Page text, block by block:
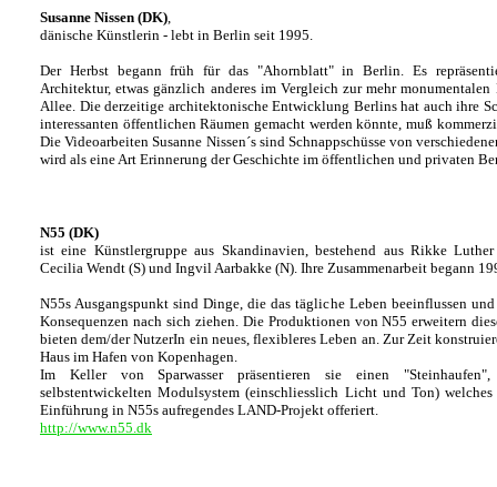
Susanne Nissen (DK),
dänische Künstlerin - lebt in Berlin seit 1995.
Der Herbst begann früh für das "Ahornblatt" in Berlin. Es
Architektur, etwas gänzlich anderes im Vergleich zur mehr
Allee. Die derzeitige architektonische Entwicklung Berlins hat auch ihre
interessanten öffentlichen Räumen gemacht werden könnte, muß
Die Videoarbeiten Susanne Nissen´s sind Schnappschüsse von
wird als eine Art Erinnerung der Geschichte im öffentlichen und privaten
N55 (DK)
ist eine Künstlergruppe aus Skandinavien, bestehend aus Rikke
Cecilia Wendt (S) und Ingvil Aarbakke (N). Ihre Zusammenarbeit begann
N55s Ausgangspunkt sind Dinge, die das tägliche Leben beeinflussen
Konsequenzen nach sich ziehen. Die Produktionen von N55 erweitern
bieten dem/der NutzerIn ein neues, flexibleres Leben an. Zur Zeit
Haus im Hafen von Kopenhagen.
Im Keller von Sparwasser präsentieren sie einen
selbstentwickelten Modulsystem (einschliesslich Licht und Ton) welches
Einführung in N55s aufregendes LAND-Projekt offeriert.
http://www.n55.dk